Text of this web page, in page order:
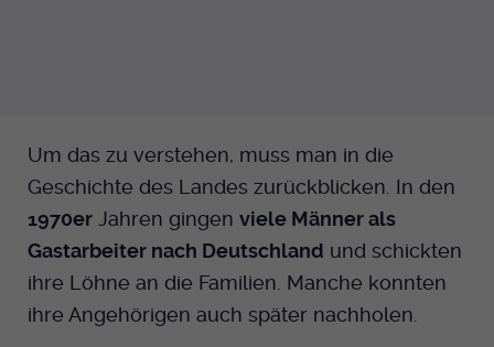
Um das zu verstehen, muss man in die
Geschichte des Landes zurückblicken. In den
1970er Jahren gingen viele Männer als
Gastarbeiter nach Deutschland und schickten
ihre Löhne an die Familien. Manche konnten
ihre Angehörigen auch später nachholen.